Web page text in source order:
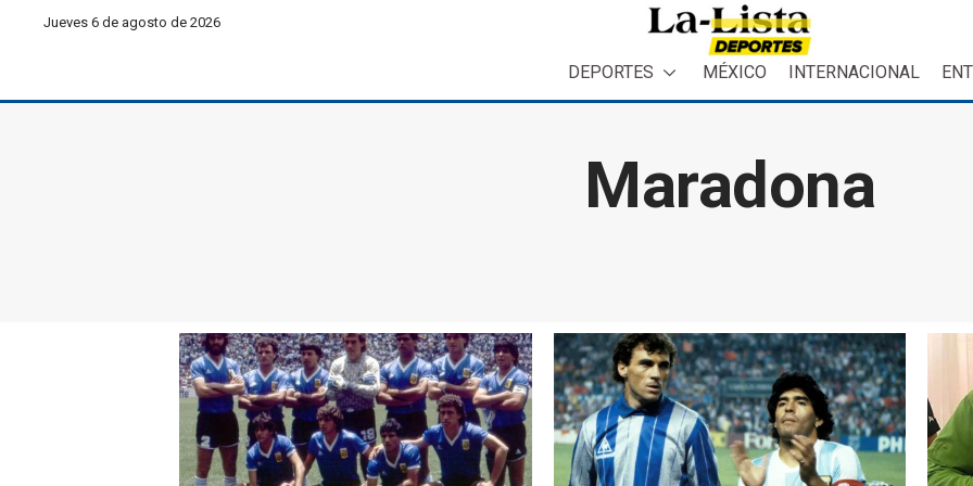
Jueves 6 de agosto de 2026
DEPORTES MÉXICO INTERNACIONAL
Maradona